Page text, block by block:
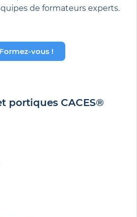
de formateurs experts.
Formez-vous !
portiques CACES®